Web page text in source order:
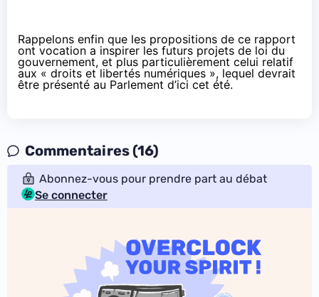
Rappelons enfin que les propositions de ce rapport
ont vocation a inspirer les futurs projets de loi du
gouvernement, et plus particulièrement celui relatif
aux « droits et libertés numériques », lequel devrait
être présenté au Parlement d’ici cet été.
Commentaires (16)
Abonnez-vous pour prendre part au débat
Se connecter